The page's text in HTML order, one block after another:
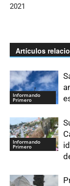
2021
Artículos
Informando
Primero
Informando
Primero